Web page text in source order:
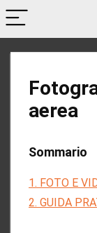
aerea
Sommario
1. FOTO E
2. GUIDA